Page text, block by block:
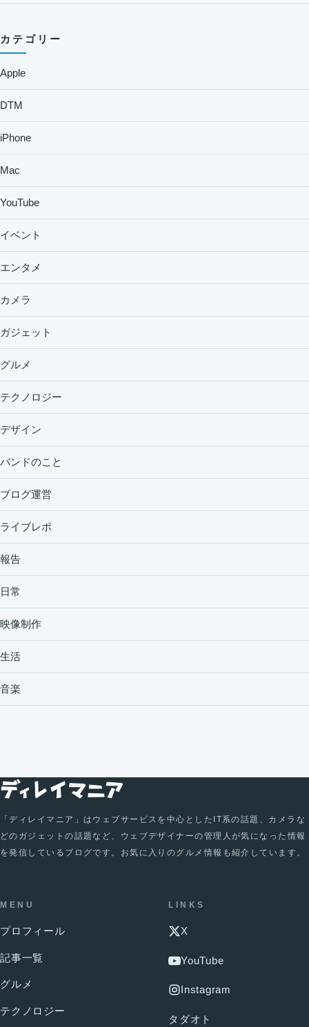
カテゴリー
Apple
DTM
iPhone
Mac
YouTube
イベント
エンタメ
カメラ
ガジェット
グルメ
テクノロジー
デザイン
バンドのこと
ブログ運営
ライブレポ
報告
日常
映像制作
生活
音楽
「ディレイマニア」はウェブサービスを中心としたIT系の話題、カメラな
どのガジェットの話題など、ウェブデザイナーの管理人が気になった情報
を発信しているブログです。お気に入りのグルメ情報も紹介しています。
MENU
プロフィール
記事一覧
グルメ
テクノロジー
LINKS
X
YouTube
Instagram
タダオト